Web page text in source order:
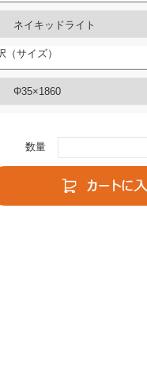
（サイズ）
数量